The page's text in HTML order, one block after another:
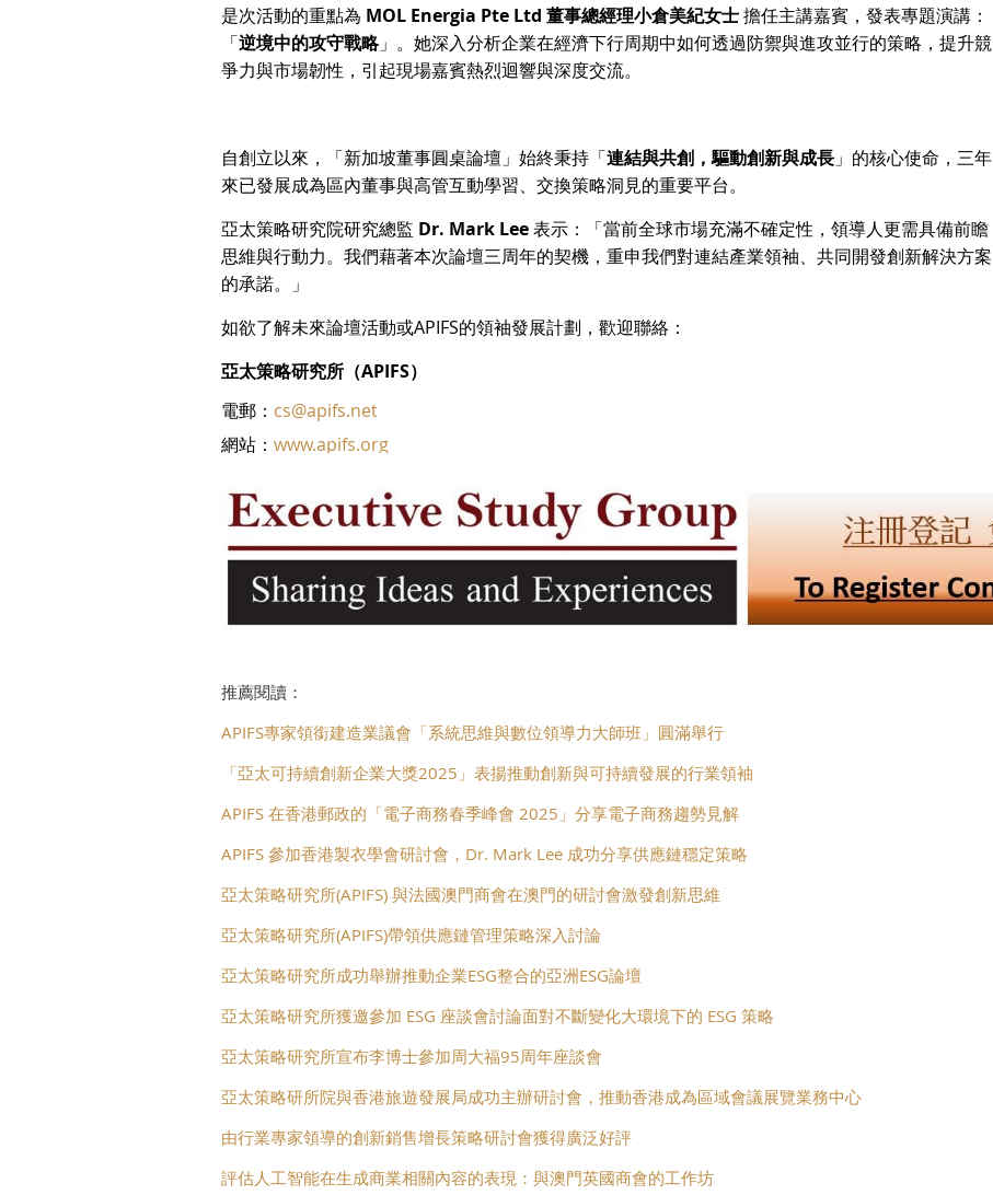
是次活動的重點為 MOL Energia Pte Ltd 董事總經理小倉美紀女士擔任主講嘉賓，發表專題演講：
「逆境中的攻守戰略」。她深入分析企業在經濟下行周期中如何透過防禦與進攻並行的策略，提升競
爭力與市場韌性，引起現場嘉賓熱烈迴響與深度交流。
自創立以來，「新加坡董事圓桌論壇」始終秉持「連結與共創，驅動創新與成長 」的核心使命，三年
來已發展成為區內董事與高管互動學習、交換策略洞見的重要平台。
亞太策略研究院研究總監 Dr. Mark Lee表示：「當前全球市場充滿不確定性，領導人更需具備前瞻
思維與行動力。我們藉著本次論壇三周年的契機，重申我們對連結產業領袖、共同開發創新解決方案
的承諾。」
如欲了解未來論壇活動或APIFS的領袖發展計劃，歡迎聯絡：
亞太策略研究所（APIFS）
電郵： cs@apifs.net
網站： www.apifs.org
推薦閱讀：
APIFS專家領銜建造業議會「系統思維與數位領導力大師班」圓滿舉行
「亞太可持續創新企業大獎2025」表揚推動創新與可持續發展的行業領袖
APIFS 在香港郵政的「電子商務春季峰會 2025」分享電子商務趨勢見解
APIFS 參加香港製衣學會研討會，Dr. Mark Lee 成功分享供應鏈穩定策略
亞太策略研究所(APIFS) 與法國澳門商會在澳門的研討會激發創新思維
亞太策略研究所(APIFS)帶領供應鏈管理策略深入討論
亞太策略研究所成功舉辦推動企業ESG整合的亞洲ESG論壇
亞太策略研究所獲邀參加 ESG 座談會討論面對不斷變化大環境下的 ESG 策略
亞太策略研究所宣布李博士參加周大福95周年座談會
亞太策略研所院與香港旅遊發展局成功主辦研討會，推動香港成為區域會議展覽業務中心
由行業專家領導的創新銷售增長策略研討會獲得廣泛好評
評估人工智能在生成商業相關內容的表現：與澳門英國商會的工作坊